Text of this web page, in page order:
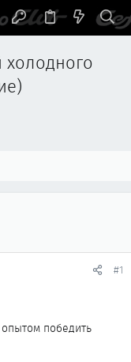
#1
победить